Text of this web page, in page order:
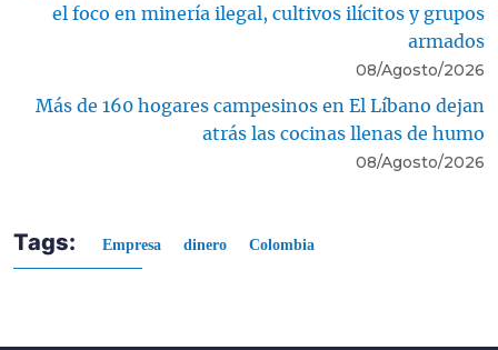
el foco en minería ilegal, cultivos ilícitos y grupos
armados
08/Agosto/2026
Más de 160 hogares campesinos en El Líbano dejan
atrás las cocinas llenas de humo
08/Agosto/2026
Tags: Empresa dinero Colombia